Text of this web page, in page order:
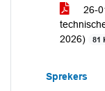
26-
2026)
81
Sprekers